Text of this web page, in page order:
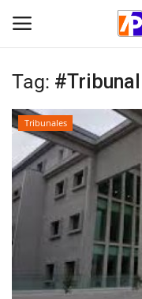
Inicio
Crónica
Policial
Tribunales
Deporte
Tag:
Tribunales